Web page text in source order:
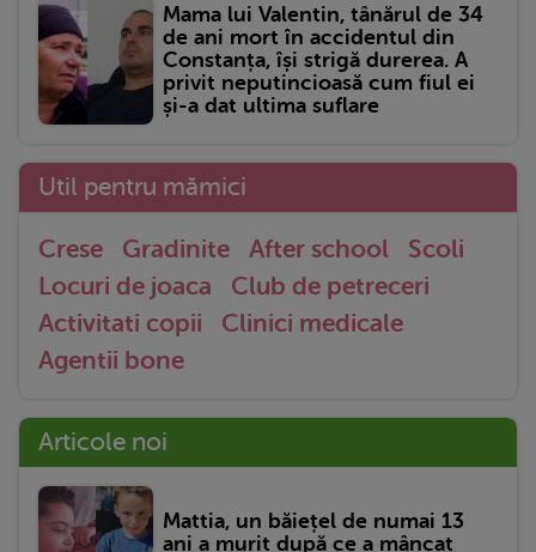
Mama lui Valentin, tânărul de 34
de ani mort în accidentul din
Constanța, își strigă durerea. A
privit neputincioasă cum fiul ei
și-a dat ultima suflare
Util pentru mămici
Crese Gradinite After school
Scoli
Locuri de joaca
Club de petreceri
Activitati copii
Clinici medicale
Agentii bone
Articole noi
Mattia, un băiețel de numai 13
ani a murit după ce a mâncat